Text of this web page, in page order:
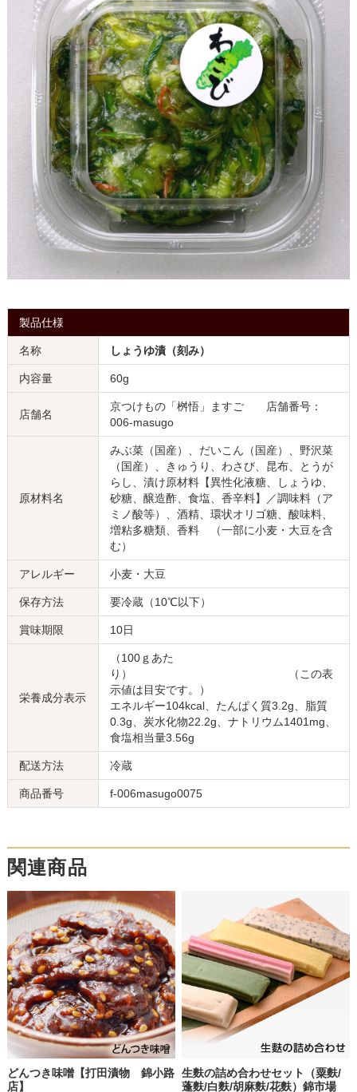
製品仕様
名称 しょうゆ漬（刻み）
内容量 60g
店舗名
京つけもの「桝悟」ますご 店舗番号：
006-masugo
原材料名
みぶ菜（国産）、だいこん（国産）、野沢菜
（国産）、きゅうり、わさび、昆布、とうが
らし、漬け原材料【異性化液糖、しょうゆ、
砂糖、醸造酢、食塩、香辛料】／調味料（ア
ミノ酸等）、酒精、環状オリゴ糖、酸味料、
増粘多糖類、香料 （一部に小麦・大豆を含
む）
アレルギー 小麦・大豆
保存方法 要冷蔵（10℃以下）
賞味期限 10日
栄養成分表示
（100ｇあた
り） （この表
示値は目安です。）
エネルギー104kcal、たんぱく質3.2g、脂質
0.3g、炭水化物22.2g、ナトリウム1401mg、
食塩相当量3.56g
配送方法 冷蔵
商品番号 f-006masugo0075
関連商品
どんつき味噌【打田漬物 錦小路
店】
生麩の詰め合わせセット（粟麩/
蓬麩/白麩/胡麻麩/花麩）錦市場